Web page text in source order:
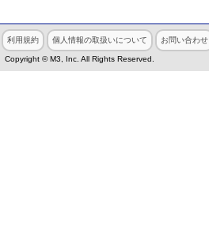
利用規約 個人情報の取扱いについて お問い合わせ
Copyright © M3, Inc. All Rights Reserved.